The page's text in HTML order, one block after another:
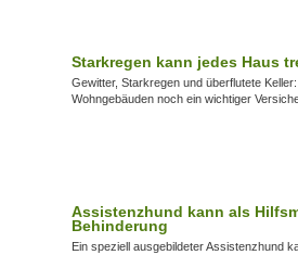
Starkregen kann jedes Haus
Gewitter, Starkregen und überflutete
Wohngebäuden noch ein wichtiger
Assistenzhund kann als
Behinderung
Ein speziell ausgebildeter Assistenzhund